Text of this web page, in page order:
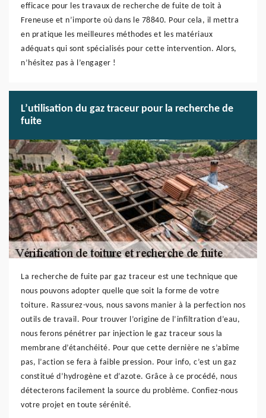
efficace pour les travaux de recherche de fuite de toit à
Freneuse et n’importe où dans le 78840. Pour cela, il mettra
en pratique les meilleures méthodes et les matériaux
adéquats qui sont spécialisés pour cette intervention. Alors,
n’hésitez pas à l’engager !
L’utilisation du gaz traceur pour la recherche de
fuite
La recherche de fuite par gaz traceur est une technique que
nous pouvons adopter quelle que soit la forme de votre
toiture. Rassurez-vous, nous savons manier à la perfection nos
outils de travail. Pour trouver l’origine de l’infiltration d’eau,
nous ferons pénétrer par injection le gaz traceur sous la
membrane d’étanchéité. Pour que cette dernière ne s’abîme
pas, l’action se fera à faible pression. Pour info, c’est un gaz
constitué d’hydrogène et d’azote. Grâce à ce procédé, nous
détecterons facilement la source du problème. Confiez-nous
votre projet en toute sérénité.